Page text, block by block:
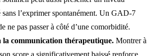
sans l’exprimer spontanément. Un GAD-7
ne pas passer à côté d’une comorbidité.
la communication thérapeutique. Montrer à
score a significativement baissé renforce